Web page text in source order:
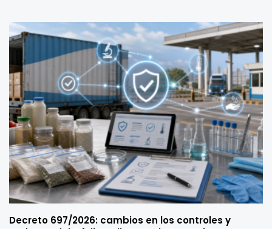
Decreto 697/2026: cambios en los controles y